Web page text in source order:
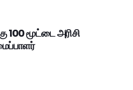
100 மூட்டை அரிசி